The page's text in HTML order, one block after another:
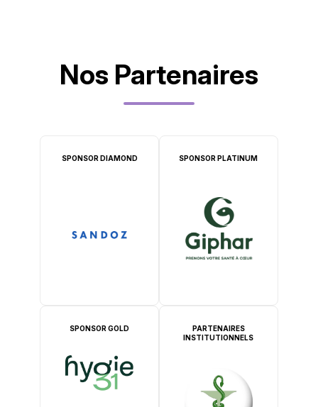
Nos Partenaires
SPONSOR DIAMOND SPONSOR PLATINUM
SPONSOR GOLD
PARTENAIRES
INSTITUTIONNELS